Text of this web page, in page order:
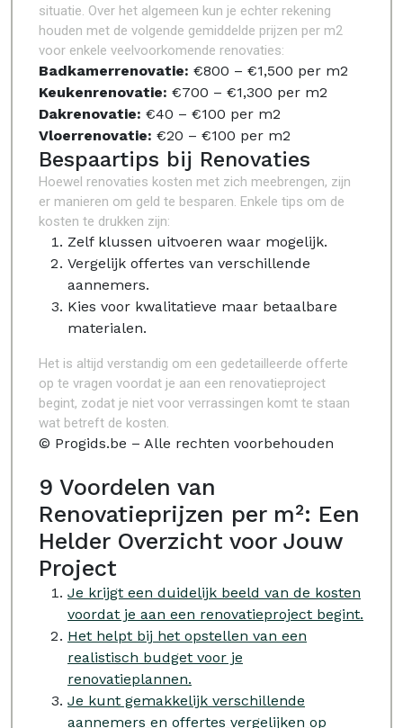
situatie. Over het algemeen kun je echter rekening
houden met de volgende gemiddelde prijzen per m2
voor enkele veelvoorkomende renovaties:
Badkamerrenovatie: €800 – €1,500 per m2
Keukenrenovatie: €700 – €1,300 per m2
Dakrenovatie: €40 – €100 per m2
Vloerrenovatie: €20 – €100 per m2
Bespaartips bij Renovaties
Hoewel renovaties kosten met zich meebrengen, zijn
er manieren om geld te besparen. Enkele tips om de
kosten te drukken zijn:
Zelf klussen uitvoeren waar mogelijk.
Vergelijk offertes van verschillende
aannemers.
Kies voor kwalitatieve maar betaalbare
materialen.
Het is altijd verstandig om een gedetailleerde offerte
op te vragen voordat je aan een renovatieproject
begint, zodat je niet voor verrassingen komt te staan
wat betreft de kosten.
© Progids.be – Alle rechten voorbehouden
9 Voordelen van
Renovatieprijzen per m²: Een
Helder Overzicht voor Jouw
Project
Je krijgt een duidelijk beeld van de kosten
voordat je aan een renovatieproject begint.
Het helpt bij het opstellen van een
realistisch budget voor je
renovatieplannen.
Je kunt gemakkelijk verschillende
aannemers en offertes vergelijken op